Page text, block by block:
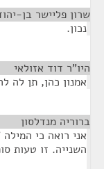
שרון פליישר בן-
נכון.
היו"ר דוד אזולאי
אמנון כהן, תן לה
ברוריה מנדלסון
אני רואה כי
השנייה. זו טעות